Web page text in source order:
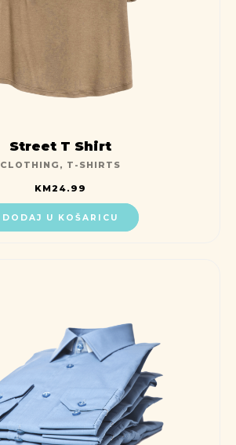
Street T Shirt
CLOTHING , T-SHIRTS
KM24.99
DODAJ U KOŠARICU